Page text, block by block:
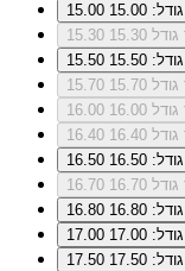
15.00
15.00
15.30
15.30
15.50
15.50
15.70
15.70
16.00
16.00
16.40
16.40
16.50
16.50
16.70
16.70
16.80
16.80
17.00
17.00
17.50
17.50